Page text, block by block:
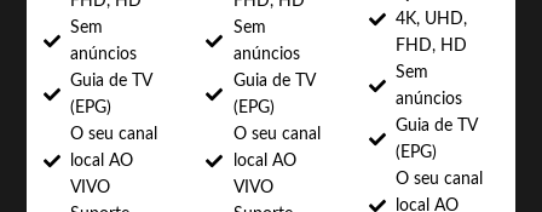
Sem
anúncios
Guia de TV
(EPG)
O seu canal
local AO
VIVO
Sem
anúncios
Guia de TV
(EPG)
O seu canal
local AO
VIVO
4K, UHD,
FHD, HD
Sem
anúncios
Guia de TV
(EPG)
O seu canal
local AO